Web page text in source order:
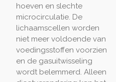
hoeven en slechte
microcirculatie. De
lichaamscellen worden
niet meer voldoende van
voedingsstoffen voorzien
en de gasuitwisseling
wordt belemmerd. Alleen